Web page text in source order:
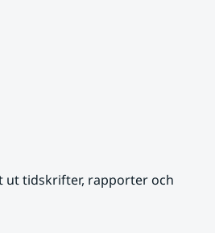
ut tidskrifter, rapporter och